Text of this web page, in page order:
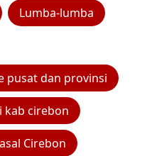
Lumba-lumba
pusat dan provinsi
kab cirebon
Cirebon